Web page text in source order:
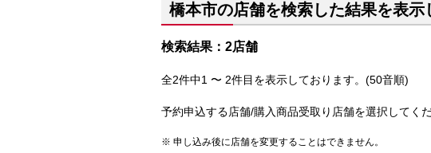
橋本市の店舗を検索した結果を表示
検索結果：2店舗
全2件中1 〜 2件目を表示しております。(50音順)
予約申込する店舗/購入商品受取り店舗を選択してくだ
申し込み後に店舗を変更することはできません。